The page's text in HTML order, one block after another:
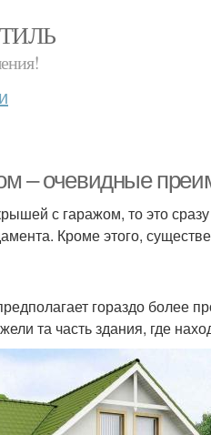
– очевидные
с гаражом, то это
Кроме этого,
гораздо более
та часть здания, где